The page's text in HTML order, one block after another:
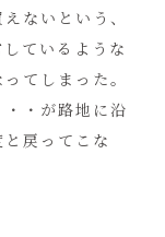
ないという、
ているような
てしまった。
・が路地に沿
戻ってこな